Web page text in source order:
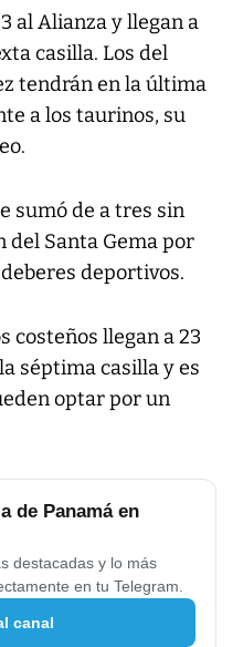
al Alianza y llegan a
casilla. Los del
tendrán en la última
a los taurinos, su
sumó de a tres sin
del Santa Gema por
deportivos.
costeños llegan a 23
séptima casilla y es
optar por un
de Panamá en
destacadas y lo más
en tu Telegram.
canal